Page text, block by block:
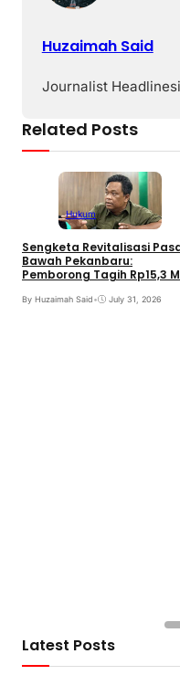
Huzaimah Said
Journalist
Related Posts
Hukum
Sengketa Revitalisasi
Bawah Pekanbaru:
Pemborong Tagih Rp15,3 M
By Huzaimah Said• July 31, 2026
Latest Posts